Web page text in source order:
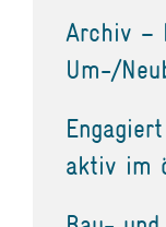
Archiv –
Um-/
aktiv im